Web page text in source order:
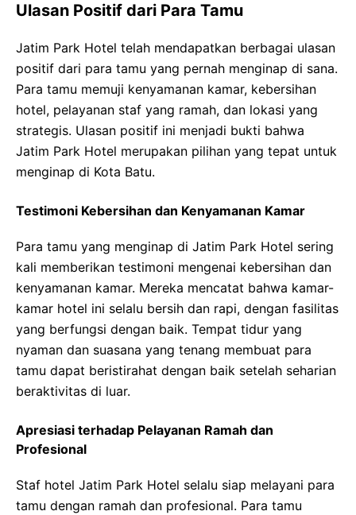
Ulasan Positif dari Para Tamu
Jatim Park Hotel telah mendapatkan berbagai ulasan
positif dari para tamu yang pernah menginap di sana.
Para tamu memuji kenyamanan kamar, kebersihan
hotel, pelayanan staf yang ramah, dan lokasi yang
strategis. Ulasan positif ini menjadi bukti bahwa
Jatim Park Hotel merupakan pilihan yang tepat untuk
menginap di Kota Batu.
Testimoni Kebersihan dan Kenyamanan Kamar
Para tamu yang menginap di Jatim Park Hotel sering
kali memberikan testimoni mengenai kebersihan dan
kenyamanan kamar. Mereka mencatat bahwa kamar-
kamar hotel ini selalu bersih dan rapi, dengan fasilitas
yang berfungsi dengan baik. Tempat tidur yang
nyaman dan suasana yang tenang membuat para
tamu dapat beristirahat dengan baik setelah seharian
beraktivitas di luar.
Apresiasi terhadap Pelayanan Ramah dan
Profesional
Staf hotel Jatim Park Hotel selalu siap melayani para
tamu dengan ramah dan profesional. Para tamu